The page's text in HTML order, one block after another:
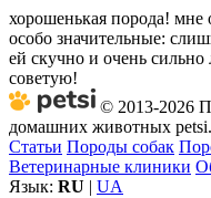
хорошенькая порода! мне
особо значительные:
ей скучно и очень сильно
советую!
© 2013-2026
домашних животных
Статьи Породы собак
Ветеринарные клиники
Язык: RU | UA